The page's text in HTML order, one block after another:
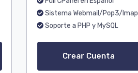
Sistema Webmail/Pop3/Imap
Soporte a PHP y MySQL
Crear Cuenta